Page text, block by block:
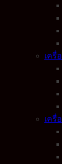
เครื่
เครื่